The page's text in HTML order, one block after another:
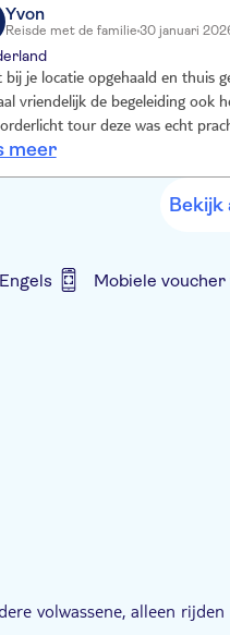
Yvon
Reisde met de familie30 januari
bij je locatie opgehaald en thuis
vriendelijk de begeleiding ook
tour deze was echt
gezien het was
hebben genoten
meer
Bekijk
Engels Mobiele
volwassene, alleen